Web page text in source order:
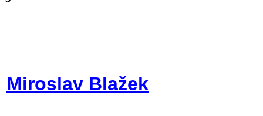
Miroslav Blažek